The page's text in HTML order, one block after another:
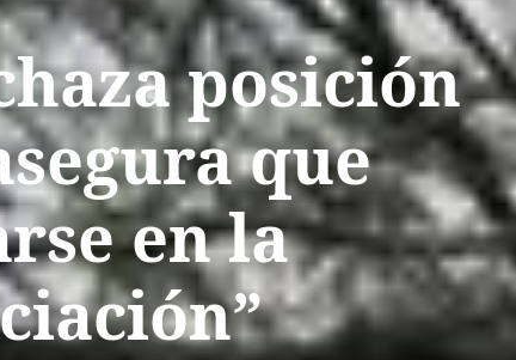
posición
que
en la